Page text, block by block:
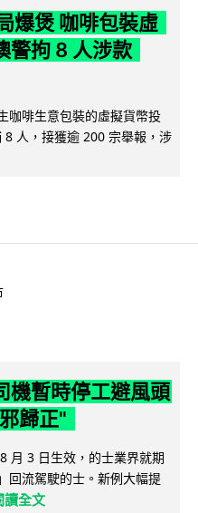
爆煲 咖啡包裝虛
警拘 8 人涉款
咖啡生意包裝的虛擬貨幣投
人，接獲逾 200 宗舉報，涉
機暫時停工避風頭
歸正"
月 3 日生效，的士業界就期
回流駕駛的士。新例大幅提
讀全文